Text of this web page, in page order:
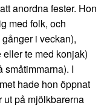
anordna fester. Hon
med folk, och
i veckan),
te med konjak)
småtimmarna). I
hade hon öppnat
ut på mjölkbarerna